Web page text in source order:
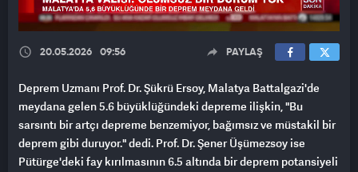
20.05.2026 09:56 PAYLAŞ
Deprem Uzmanı Prof. Dr. Şükrü Ersoy, Malatya Battalgazi'de
meydana gelen 5.6 büyüklüğündeki depreme ilişkin, "Bu
sarsıntı bir artçı depreme benzemiyor, bağımsız ve müstakil bir
deprem gibi duruyor." dedi. Prof. Dr. Şener Üşümezsoy ise
Pütürge'deki fay kırılmasının 6.5 altında bir deprem potansiyeli